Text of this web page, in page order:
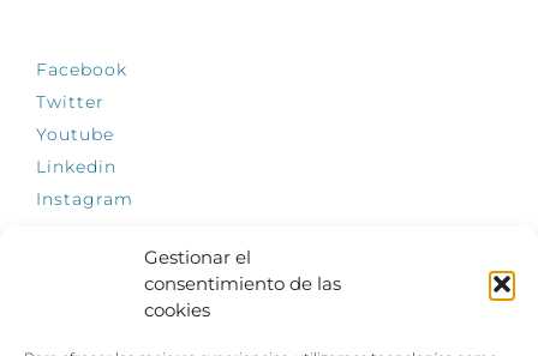
Gestionar el
consentimiento de las
cookies
Facebook
Twitter
Youtube
Linkedin
Instagram